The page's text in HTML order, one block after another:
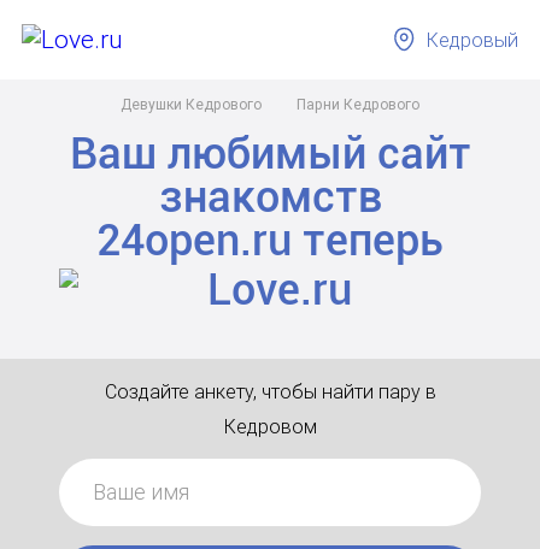
Девушки Кедрового Парни Кедрового
Кедровый
Ваш любимый сайт
знакомств
24open.ru теперь
Создайте анкету, чтобы найти пару в
Кедровом